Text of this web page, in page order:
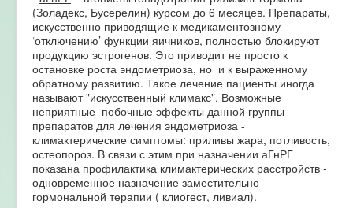
(Золадекс, Бусерелин) курсом до 6 месяцев. Препараты,
искусственно приводящие к медикаментозному
‘отключению’ функции яичников, полностью блокируют
продукцию эстрогенов. Это приводит не просто к
остановке роста эндометриоза, но и к выраженному
обратному развитию. Такое лечение пациенты иногда
называют "искусственный климакс". Возможные
неприятные побочные эффекты данной группы
препаратов для лечения эндометриоза -
климактерические симптомы: приливы жара, потливость,
остеопороз. В связи с этим при назначении аГнРГ
показана профилактика климактерических расстройств -
одновременное назначение заместительно -
гормональной терапии ( клиогест, ливиал).